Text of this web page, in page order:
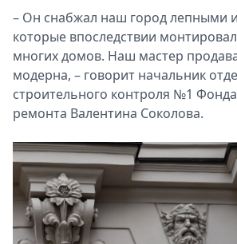
– Он снабжал наш город лепными
которые впоследствии
многих домов. Наш мастер
модерна, – говорит начальник
строительного контроля №1
ремонта Валентина Соколова.